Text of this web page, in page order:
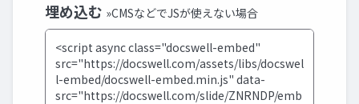
埋め込む »CMSなどでJSが使えない場合